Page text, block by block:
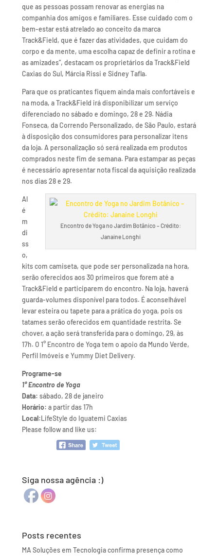
que as pessoas possam renovar as energias na
companhia dos amigos e familiares. Esse cuidado com o
bem-estar está atrelado ao conceito da marca
Track&Field, que é fazer das atividades, que cuidam do
corpo e da mente, uma escolha capaz de definir a rotina e
as amizades”, destacam os proprietários da Track&Field
Caxias do Sul, Márcia Rissi e Sidney Tafla.
Para que os praticantes fiquem ainda mais confortáveis e
na moda, a Track&Field irá disponibilizar um serviço
diferenciado no sábado e domingo, 28 e 29. Nádia
Fonseca, da Correndo Personalizado, de São Paulo, estará
à disposição dos consumidores para personalizar itens
da loja. A personalização só será realizada em produtos
comprados neste fim de semana. Para estampar as peças
é necessário apresentar nota fiscal da aquisição realizada
nos dias 28 e 29.
Encontro de Yoga no Jardim Botânico – Crédito:
Janaine Longhi
Al
é
m
di
ss
o,
kits com camiseta, que pode ser personalizada na hora,
serão oferecidos aos 30 primeiros que forem até a
Track&Field e participarem do encontro. Na loja, haverá
guarda-volumes disponível para todos. É aconselhável
levar esteira ou tapete para a prática do yoga, pois os
tatames serão oferecidos em quantidade restrita. Se
chover, a ação será transferida para o domingo, 29, às
17h. O 1° Encontro de Yoga tem o apoio da Mundo Verde,
Perfil Imóveis e Yummy Diet Delivery.
Programe-se
1° Encontro de Yoga
Data: sábado, 28 de janeiro
Horário: a partir das 17h
Local:LifeStyle do Iguatemi Caxias
Please follow and like us:
Siga nossa agência :)
Posts recentes
MA Soluções em Tecnologia confirma presença como